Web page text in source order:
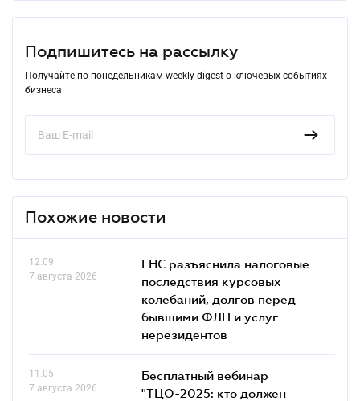
Подпишитесь на рассылку
Получайте по понедельникам weekly-digest о ключевых событиях
бизнеса
Похожие новости
12.09
7 августа 2026
ГНС разъяснила налоговые
последствия курсовых
колебаний, долгов перед
бывшими ФЛП и услуг
нерезидентов
11.05
7 августа 2026
Бесплатный вебинар
"ТЦО-2025: кто должен